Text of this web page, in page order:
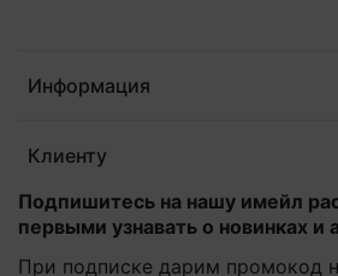
Информация
Клиенту
Подпишитесь на нашу имейл
первыми узнавать о новинках и
При подписке дарим промокод